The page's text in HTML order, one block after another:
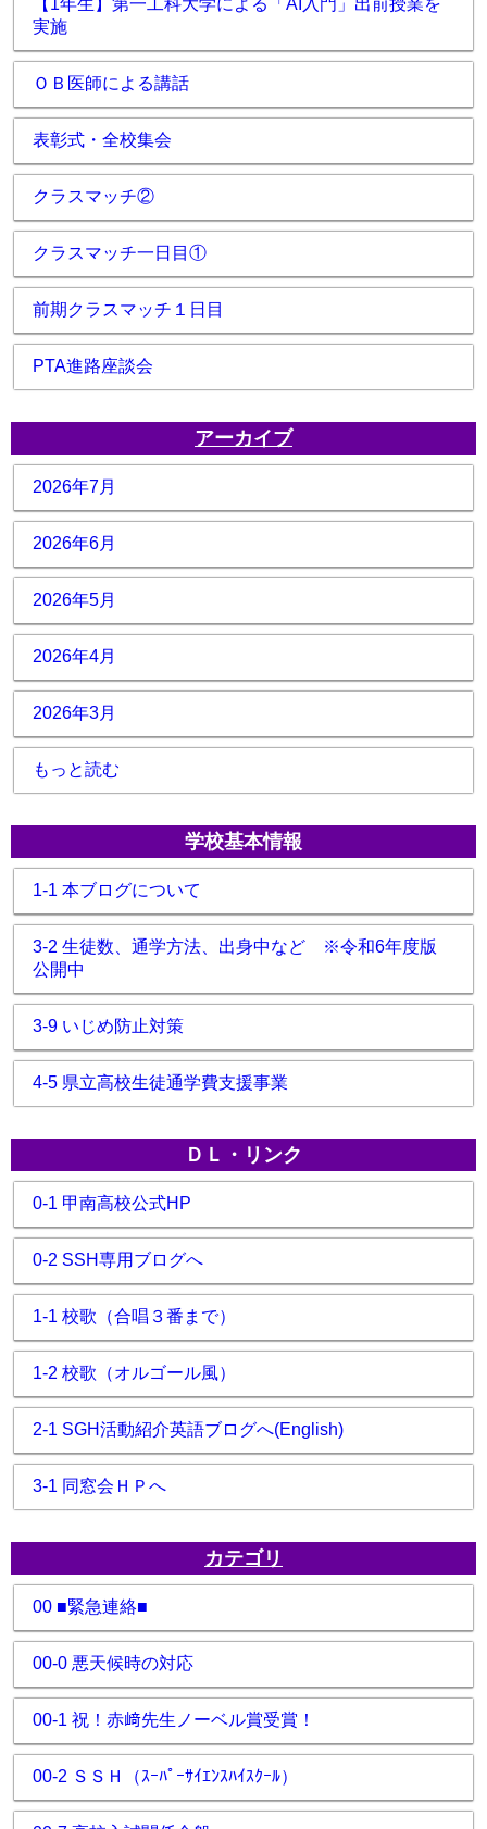
【1年生】第一工科大学による「AI入門」出前授業を
実施
ＯＢ医師による講話
表彰式・全校集会
クラスマッチ②
クラスマッチ一日目①
前期クラスマッチ１日目
PTA進路座談会
アーカイブ
2026年7月
2026年6月
2026年5月
2026年4月
2026年3月
もっと読む
学校基本情報
1-1 本ブログについて
3-2 生徒数、通学方法、出身中など ※令和6年度版
公開中
3-9 いじめ防止対策
4-5 県立高校生徒通学費支援事業
ＤＬ・リンク
0-1 甲南高校公式HP
0-2 SSH専用ブログへ
1-1 校歌（合唱３番まで）
1-2 校歌（オルゴール風）
2-1 SGH活動紹介英語ブログへ(English)
3-1 同窓会ＨＰへ
カテゴリ
00 ■緊急連絡■
00-0 悪天候時の対応
00-1 祝！赤﨑先生ノーベル賞受賞！
00-2 ＳＳＨ（ｽｰﾊﾟｰｻｲｴﾝｽﾊｲｽｸｰﾙ）